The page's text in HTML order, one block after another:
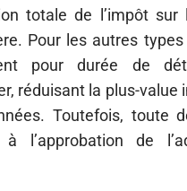
totale de l’impôt sur
Pour les autres
pour durée de
réduisant la plus-value
Toutefois, toute
l’approbation de